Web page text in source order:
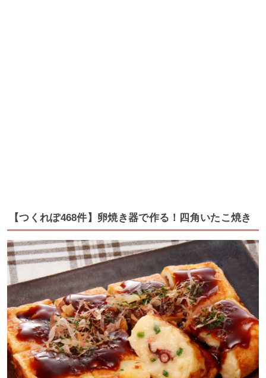
【つくれぽ468件】卵焼き器で作る！四角いたこ焼き